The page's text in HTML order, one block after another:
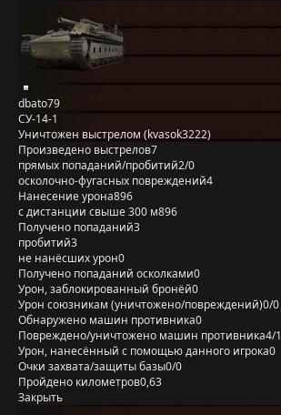
dbato79
СУ-14-1
Уничтожен выстрелом (kvasok3222)
Произведено выстрелов7
прямых попаданий/пробитий2/0
осколочно-фугасных повреждений4
Нанесение урона896
с дистанции свыше 300 м896
Получено попаданий3
пробитий3
не нанёсших урон0
Получено попаданий осколками0
Урон, заблокированный бронёй0
Урон союзникам (уничтожено/повреждений)0/0
Обнаружено машин противника0
Повреждено/уничтожено машин противника4/1
Урон, нанесённый с помощью данного игрока0
Очки захвата/защиты базы0/0
Пройдено километров0,63
Закрыть